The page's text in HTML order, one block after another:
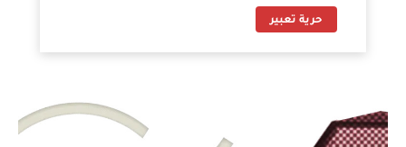
حرية تعبير